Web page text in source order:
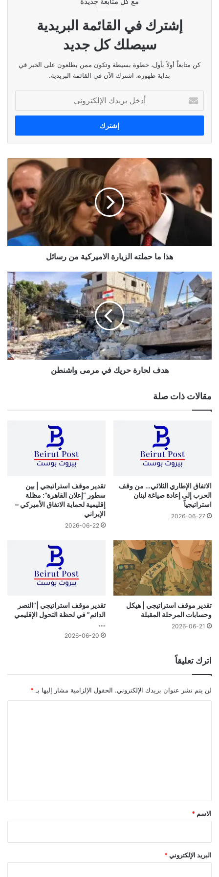
إشترك في القائمة البريدية
سيصلك كل جديد
كن متابعاً أولاً بأول، خطوة بسيطة وتكون ممن يطلعون على الخبر في
بداية ظهوره، اشترك الآن في القائمة البريدية.
بريدك
الإلكتروني
حملته
الزيارة
الاميركية
من
هذا ما حملته الزيارة الاميركية من رسائل
هدف
لحارة
حريك
في
مرمى
واشنطن
هدف لحارة حريك في مرمى واشنطن
مقالات ذات صلة
الاتفاق الإطاري الثلاثي… من وقف
الحرب إلى إعادة صياغة لبنان
استراتيجياً
2026-06-27
تقدير موقف استراتيجي | بين
سطور “إعلان القاهرة”: مظلة
إقليمية لحماية الاتفاق الأميركي –
الإيراني
2026-06-22
تقدير موقف استراتيجي | هيكل
وحسابات المرحلة المقبلة
2026-06-21
تقدير موقف استراتيجي |”النصر
الدائم” في لحظة التحول الإقليمي
….
2026-06-20
اترك تعليقاً
لن يتم نشر عنوان بريدك الإلكتروني. الحقول الإلزامية مشار إليها بـ *
*
الاسم *
البريد الإلكتروني*